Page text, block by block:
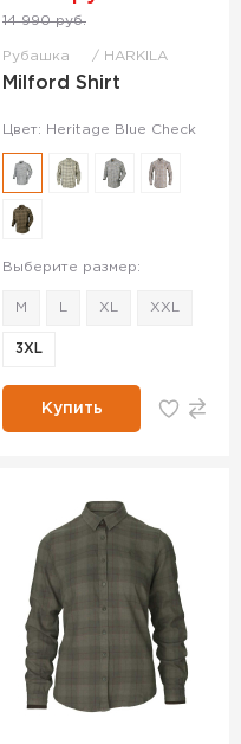
14 990 руб.
Рубашка HARKILA
Milford Shirt
Цвет: Heritage Blue Check
Выберите размер:
M XL XXL
3XL
Купить